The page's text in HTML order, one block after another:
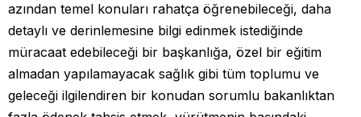
azından temel konuları rahatça öğrenebileceği, daha
detaylı ve derinlemesine bilgi edinmek istediğinde
müracaat edebileceği bir başkanlığa, özel bir eğitim
almadan yapılamayacak sağlık gibi tüm toplumu ve
geleceği ilgilendiren bir konudan sorumlu bakanlıktan